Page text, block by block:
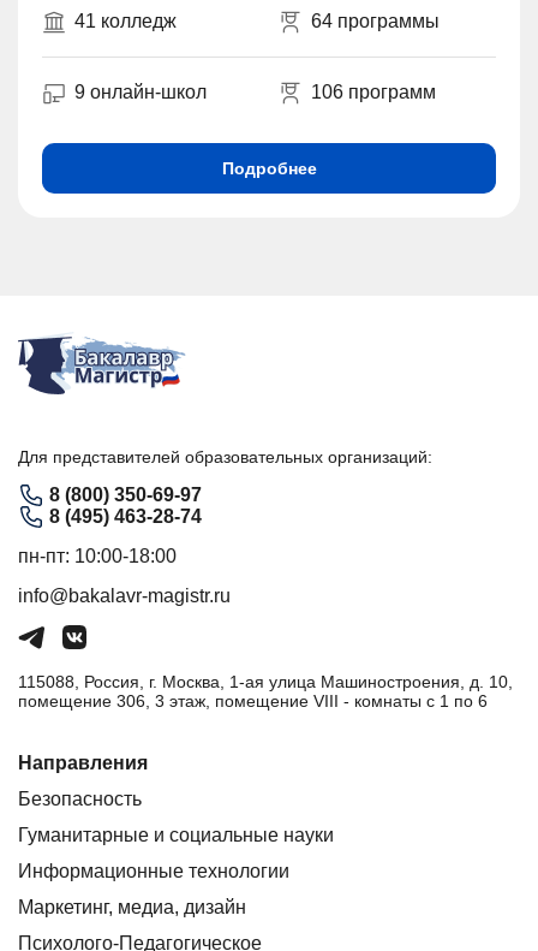
41 колледж 64 программы
9 онлайн-школ 106 программ
Подробнее
Для представителей образовательных организаций:
8 (800) 350-69-97
8 (495) 463-28-74
пн-пт: 10:00-18:00
info@bakalavr-magistr.ru
115088, Россия, г. Москва, 1-ая улица Машиностроения, д. 10,
помещение 306, 3 этаж, помещение VIII - комнаты с 1 по 6
Направления
Безопасность
Гуманитарные и социальные науки
Информационные технологии
Маркетинг, медиа, дизайн
Психолого-Педагогическое